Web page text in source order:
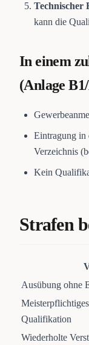
Technischer
kann die
In einem
(Anlage
Eintragung in
Verzeichnis
Kein
Strafen
Ausübung ohne
Qualifikation
Wiederholte